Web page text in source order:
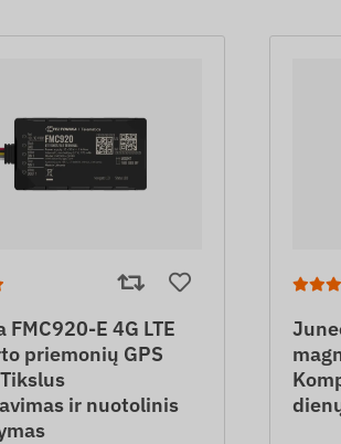
FMC920-E 4G LTE
priemonių GPS
ir nuotolinis